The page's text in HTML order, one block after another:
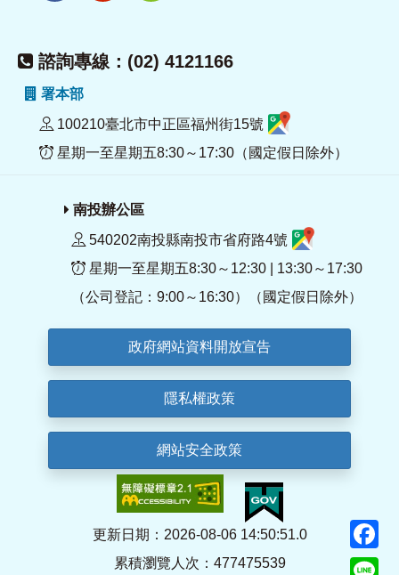
諮詢專線：(02) 4121166
署本部
100210臺北市中正區福州街15號
星期一至星期五8:30～17:30（國定假日除外）
南投辦公區
540202南投縣南投市省府路4號
星期一至星期五8:30～12:30 | 13:30～17:30
（公司登記：9:00～16:30）（國定假日除外）
政府網站資料開放宣告
隱私權政策
網站安全政策
更新日期：2026-08-06 14:50:51.0
累積瀏覽人次：477475539